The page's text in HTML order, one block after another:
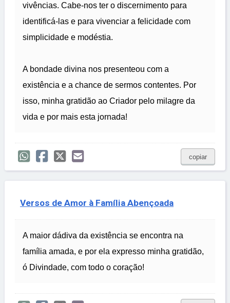
vivências. Cabe-nos ter o discernimento para
identificá-las e para vivenciar a felicidade com
simplicidade e modéstia.
A bondade divina nos presenteou com a
existência e a chance de sermos contentes. Por
isso, minha gratidão ao Criador pelo milagre da
vida e por mais esta jornada!
copiar
Versos de Amor à Família Abençoada
A maior dádiva da existência se encontra na
família amada, e por ela expresso minha gratidão,
ó Divindade, com todo o coração!